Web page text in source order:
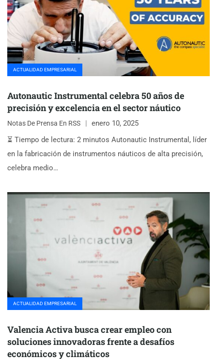
ACTUALIDAD EMPRESARIAL
Autonautic Instrumental celebra 50 años de
precisión y excelencia en el sector náutico
Notas De Prensa En RSS
enero 10, 2025
⏳ Tiempo de lectura: 2 minutos Autonautic Instrumental, líder
en la fabricación de instrumentos náuticos de alta precisión,
celebra medio…
ACTUALIDAD EMPRESARIAL
Valencia Activa busca crear empleo con
soluciones innovadoras frente a desafíos
económicos y climáticos